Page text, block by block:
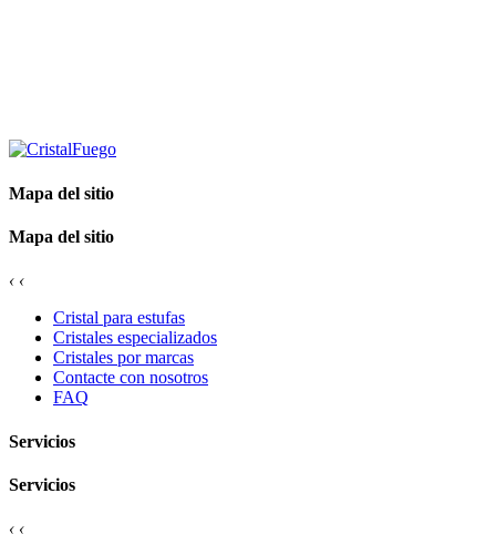
Mapa del sitio
Mapa del sitio
‹ ‹
Cristal para estufas
Cristales especializados
Cristales por marcas
Contacte con nosotros
FAQ
Servicios
Servicios
‹ ‹